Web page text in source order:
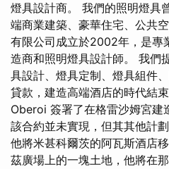
燈具設計商。 我們的照明燈具
端商業建築、豪華住宅、公共
有限公司成立於2002年，是專
造商和照明燈具設計師。 我們
具設計、燈具定制、燈具組件
貸款，建造高端酒店的時代結
Oberoi 簽署了在格雷沙姆宮建
該合約並未實現，但其其他計
他將米甚科爾茨的阿瓦斯酒店
茲廣場上的一塊土地，他將在